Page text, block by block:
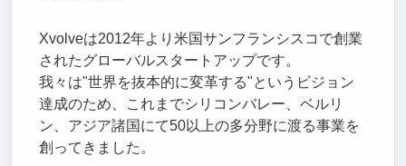
Xvolveは2012年より米国サンフランシスコで創業
されたグローバルスタートアップです。
我々は"世界を抜本的に変革する"というビジョン
達成のため、これまでシリコンバレー、ベルリ
ン、アジア諸国にて50以上の多分野に渡る事業を
創ってきました。